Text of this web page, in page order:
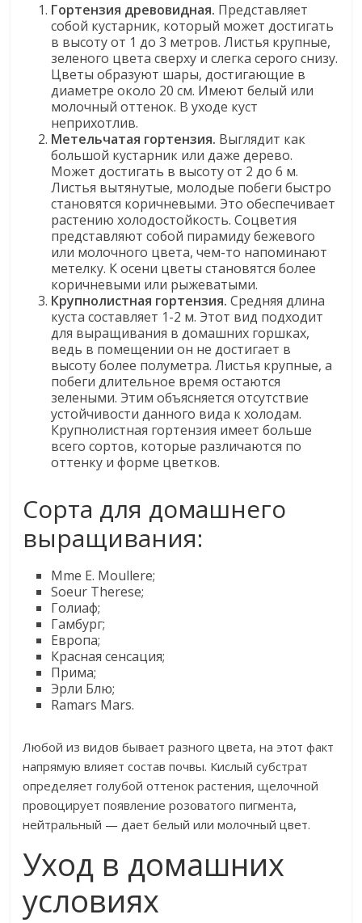
Гортензия древовидная. Представляет
собой кустарник, который может достигать
в высоту от 1 до 3 метров. Листья крупные,
зеленого цвета сверху и слегка серого снизу.
Цветы образуют шары, достигающие в
диаметре около 20 см. Имеют белый или
молочный оттенок. В уходе куст
неприхотлив.
Метельчатая гортензия. Выглядит как
большой кустарник или даже дерево.
Может достигать в высоту от 2 до 6 м.
Листья вытянутые, молодые побеги быстро
становятся коричневыми. Это обеспечивает
растению холодостойкость. Соцветия
представляют собой пирамиду бежевого
или молочного цвета, чем-то напоминают
метелку. К осени цветы становятся более
коричневыми или рыжеватыми.
Крупнолистная гортензия. Средняя длина
куста составляет 1-2 м. Этот вид подходит
для выращивания в домашних горшках,
ведь в помещении он не достигает в
высоту более полуметра. Листья крупные, а
побеги длительное время остаются
зелеными. Этим объясняется отсутствие
устойчивости данного вида к холодам.
Крупнолистная гортензия имеет больше
всего сортов, которые различаются по
оттенку и форме цветков.
Сорта для домашнего
выращивания:
Mme E. Moullere;
Soeur Therese;
Голиаф;
Гамбург;
Европа;
Красная сенсация;
Прима;
Эрли Блю;
Ramars Mars.
Любой из видов бывает разного цвета, на этот факт
напрямую влияет состав почвы. Кислый субстрат
определяет голубой оттенок растения, щелочной
провоцирует появление розоватого пигмента,
нейтральный — дает белый или молочный цвет.
Уход в домашних
условиях